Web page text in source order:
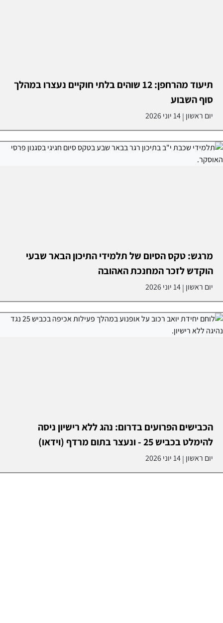
תיעוד מהרחפן: 12 שוהים בלתי חוקיים נעצרו במהלך
סוף השבוע
יום ראשון |14 יוני 2026
מרגש: טקס הסיום של תלמידי התיכון הבאר שבעי
הוקדש לזכר המחנכת האהובה
יום ראשון |14 יוני 2026
הכבישים הפרועים בדרום: נהג ללא רישיון ניסה
להימלט בכביש 25 - ונעצר בתום מרדף (וידאו)
יום ראשון |14 יוני 2026